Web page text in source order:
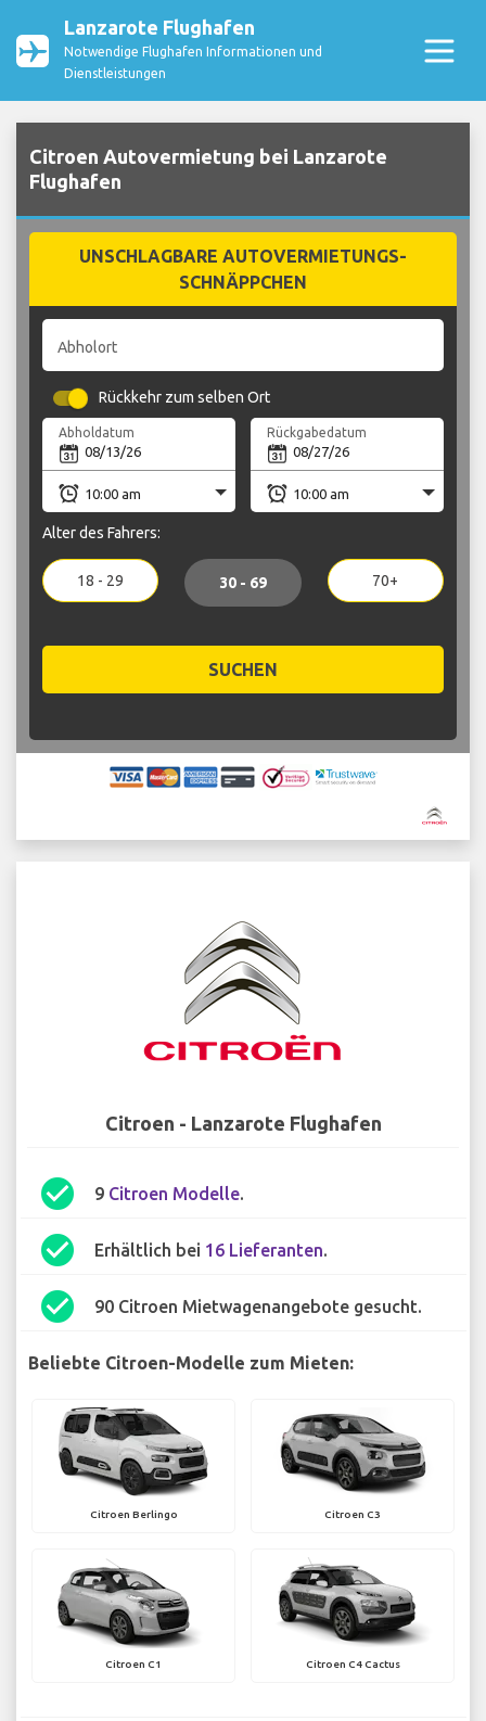
Lanzarote Flughafen
Notwendige Flughafen Informationen und
Dienstleistungen
Citroen Autovermietung bei Lanzarote
Flughafen
UNSCHLAGBARE AUTOVERMIETUNGS-
SCHNÄPPCHEN
Abholort
Rückkehr zum selben Ort
Abholdatum Rückgabedatum
Alter des Fahrers:
18 - 29 30 - 69 70+
SUCHEN
Citroen - Lanzarote Flughafen
check_circle 9 Citroen Modelle.
check_circle Erhältlich bei 16 Lieferanten.
check_circle 90 Citroen Mietwagenangebote gesucht.
Beliebte Citroen-Modelle zum Mieten:
Citroen Berlingo Citroen C3
Citroen C1 Citroen C4 Cactus